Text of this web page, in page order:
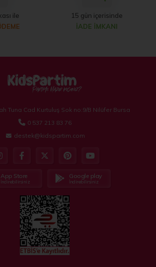
ile
15 gün içerisinde
İADE İMKANI
Tuna Cad Kurtuluş Sok no:9/B Nilüfer Bursa
0 537 213 83 76
destek@kidspartim.com
App Store
İndirebilirsiniz
Google play
İndirebilirsiniz